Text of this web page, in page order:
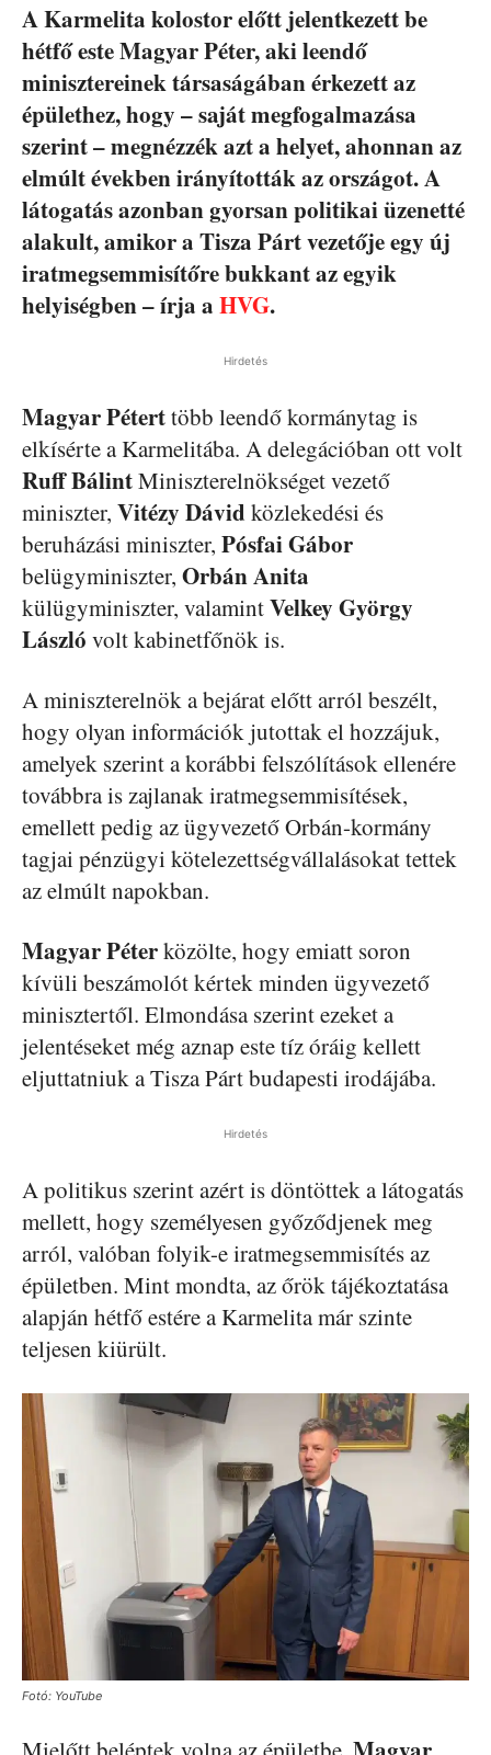
A Karmelita kolostor előtt jelentkezett be
hétfő este Magyar Péter, aki leendő
minisztereinek társaságában érkezett az
épülethez, hogy – saját megfogalmazása
szerint – megnézzék azt a helyet, ahonnan az
elmúlt években irányították az országot. A
látogatás azonban gyorsan politikai üzenetté
alakult, amikor a Tisza Párt vezetője egy új
iratmegsemmisítőre bukkant az egyik
helyiségben – írja a HVG.
Hirdetés
Magyar Péterttöbb leendő kormánytag is
elkísérte a Karmelitába. A delegációban ott volt
Ruff BálintMiniszterelnökséget vezető
miniszter, Vitézy Dávid közlekedési és
beruházási miniszter, Pósfai Gábor
belügyminiszter, Orbán Anita
külügyminiszter, valamintVelkey György
László volt kabinetfőnök is.
A miniszterelnök a bejárat előtt arról beszélt,
hogy olyan információk jutottak el hozzájuk,
amelyek szerint a korábbi felszólítások ellenére
továbbra is zajlanak iratmegsemmisítések,
emellett pedig az ügyvezető Orbán-kormány
tagjai pénzügyi kötelezettségvállalásokat tettek
az elmúlt napokban.
Magyar Péterközölte, hogy emiatt soron
kívüli beszámolót kértek minden ügyvezető
minisztertől. Elmondása szerint ezeket a
jelentéseket még aznap este tíz óráig kellett
eljuttatniuk a Tisza Párt budapesti irodájába.
Hirdetés
A politikus szerint azért is döntöttek a látogatás
mellett, hogy személyesen győződjenek meg
arról, valóban folyik-e iratmegsemmisítés az
épületben. Mint mondta, az őrök tájékoztatása
alapján hétfő estére a Karmelita már szinte
teljesen kiürült.
Fotó: YouTube